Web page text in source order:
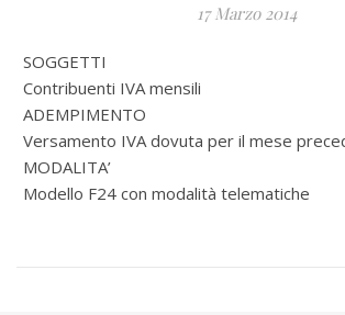
17 Marzo 2014
SOGGETTI
Contribuenti IVA mensili
ADEMPIMENTO
Versamento IVA dovuta per il mese
MODALITA’
Modello F24 con modalità telematiche